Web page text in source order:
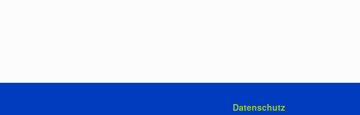
Datenschutz